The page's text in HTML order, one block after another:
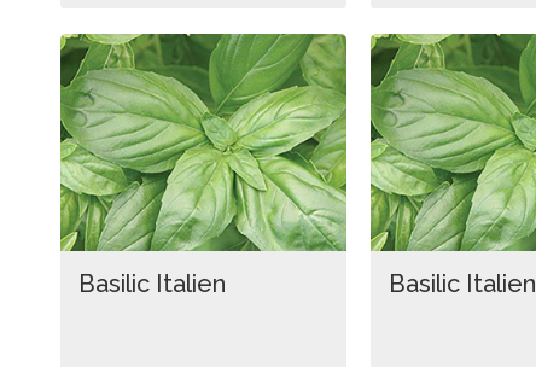
Basilic Italien Basilic Italien